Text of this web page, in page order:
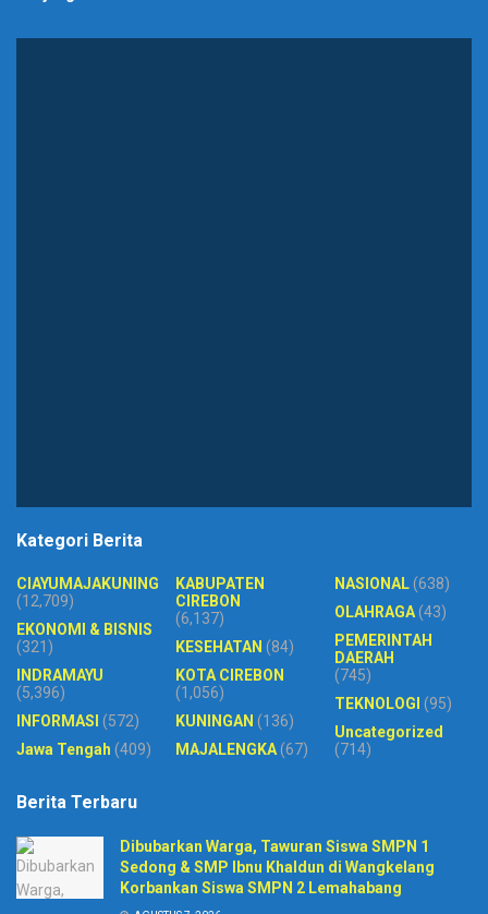
Kategori Berita
CIAYUMAJAKUNING
(12,709)
EKONOMI & BISNIS
(321)
INDRAMAYU
(5,396)
INFORMASI (572)
Jawa Tengah (409)
KABUPATEN
CIREBON
(6,137)
KESEHATAN (84)
KOTA CIREBON
(1,056)
KUNINGAN (136)
MAJALENGKA(67)
NASIONAL(638)
OLAHRAGA(43)
PEMERINTAH
DAERAH
(745)
TEKNOLOGI (95)
Uncategorized
(714)
Berita Terbaru
Dibubarkan Warga, Tawuran Siswa SMPN 1
Sedong & SMP Ibnu Khaldun di Wangkelang
Korbankan Siswa SMPN 2 Lemahabang